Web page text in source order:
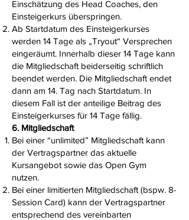
Einschätzung des Head Coaches, den
Einsteigerkurs überspringen.
Ab Startdatum des Einsteigerkurses
werden 14 Tage als „Tryout“ Versprechen
eingeräumt. Innerhalb dieser 14 Tage kann
die Mitgliedschaft beiderseitig schriftlich
beendet werden. Die Mitgliedschaft endet
dann am 14. Tag nach Startdatum. In
diesem Fall ist der anteilige Beitrag des
Einsteigerkurses für 14 Tage fällig.
6. Mitgliedschaft
Bei einer “unlimited” Mitgliedschaft kann
der Vertragspartner das aktuelle
Kursangebot sowie das Open Gym
nutzen.
Bei einer limitierten Mitgliedschaft (bspw. 8-
Session Card) kann der Vertragspartner
entsprechend des vereinbarten